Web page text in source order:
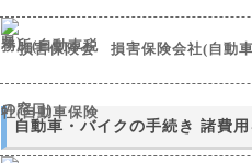
損害保険会社(自動
自動車・バイクの手続き 諸費